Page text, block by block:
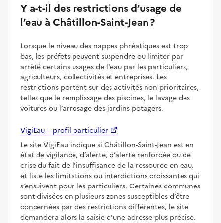
Y a-t-il des restrictions d’usage de
l’eau à Châtillon-Saint-Jean ?
Lorsque le niveau des nappes phréatiques est trop
bas, les préfets peuvent suspendre ou limiter par
arrêté certains usages de l'eau par les particuliers,
agriculteurs, collectivités et entreprises. Les
restrictions portent sur des activités non prioritaires,
telles que le remplissage des piscines, le lavage des
voitures ou l’arrosage des jardins potagers.
VigiEau – profil particulier
Le site VigiEau indique si Châtillon-Saint-Jean est en
état de vigilance, d’alerte, d’alerte renforcée ou de
crise du fait de l’insuffisance de la ressource en eau,
et liste les limitations ou interdictions croissantes qui
s’ensuivent pour les particuliers. Certaines communes
sont divisées en plusieurs zones susceptibles d’être
concernées par des restrictions différentes, le site
demandera alors la saisie d’une adresse plus précise.